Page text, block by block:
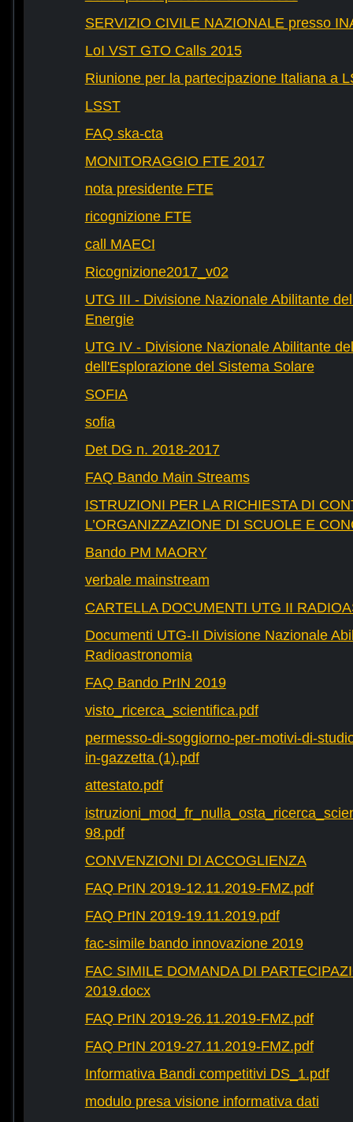
SERVIZIO CIVILE NAZIONALE presso
LoI VST GTO Calls 2015
Riunione per la partecipazione Italiana a
LSST
FAQ ska-cta
MONITORAGGIO FTE 2017
nota presidente FTE
ricognizione FTE
call MAECI
Ricognizione2017_v02
UTG III - Divisione Nazionale Abilitante
Energie
UTG IV - Divisione Nazionale Abilitante
dell'Esplorazione del Sistema Solare
SOFIA
sofia
Det DG n. 2018-2017
FAQ Bando Main Streams
ISTRUZIONI PER LA RICHIESTA DI
L’ORGANIZZAZIONE DI SCUOLE E
Bando PM MAORY
verbale mainstream
CARTELLA DOCUMENTI UTG II
Documenti UTG-II Divisione Nazionale
Radioastronomia
FAQ Bando PrIN 2019
visto_ricerca_scientifica.pdf
permesso-di-soggiorno-per-motivi-di-
in-gazzetta (1).pdf
attestato.pdf
98.pdf
CONVENZIONI DI ACCOGLIENZA
FAQ PrIN 2019-12.11.2019-FMZ.pdf
FAQ PrIN 2019-19.11.2019.pdf
fac-simile bando innovazione 2019
FAC SIMILE DOMANDA DI
2019.docx
FAQ PrIN 2019-26.11.2019-FMZ.pdf
FAQ PrIN 2019-27.11.2019-FMZ.pdf
Informativa Bandi competitivi DS_1.pdf
modulo presa visione informativa dati